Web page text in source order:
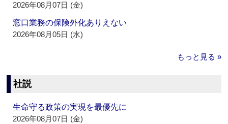
2026年08月07日 (金)
窓口業務の保険外化ありえない
2026年08月05日 (水)
もっと見る »
社説
生命守る政策の実現を最優先に
2026年08月07日 (金)